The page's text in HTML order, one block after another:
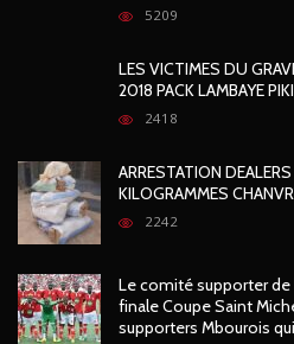
5209
LES VICTIMES DU
2018 PACK LAMBAYE
2418
ARRESTATION
KILOGRAMMES
2242
Le comité supporter de
finale Coupe Saint
supporters Mbourois